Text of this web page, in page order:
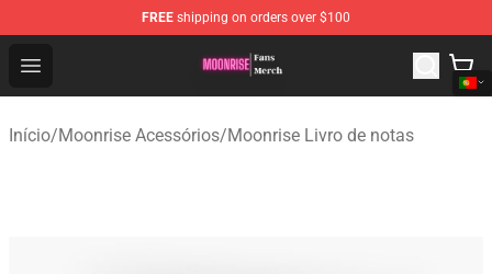
FREE shipping on orders over $100
Open menu
Moonrise Store - Official Moonrise Merchandise Shop
Início/Moonrise Acessórios/Moonrise Livro de notas